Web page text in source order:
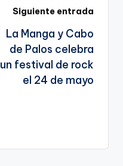
a
te
Siguiente entrada
La Manga y Cabo
de Palos celebra
un festival de rock
el 24 de mayo